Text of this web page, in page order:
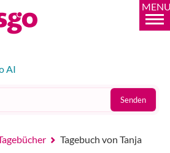
AI
Senden
Tagebuch von Tanja